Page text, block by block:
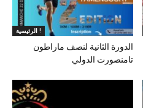
الرئيسية !
الدورة الثانية لنصف ماراطون
تامنصورت الدولي